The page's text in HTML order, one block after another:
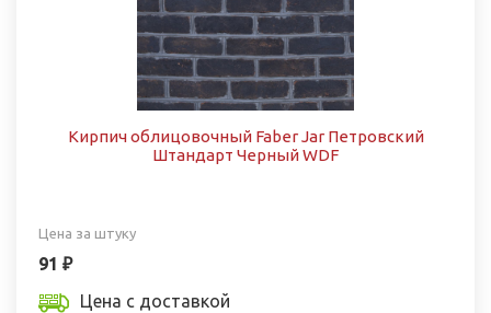
Кирпич облицовочный Faber Jar Петровский
Штандарт Черный WDF
Цена за штуку
91 ₽
Цена с доставкой